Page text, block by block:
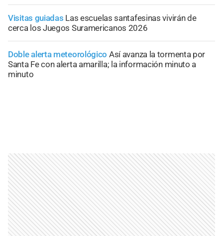
Visitas guiadas Las escuelas santafesinas vivirán de
cerca los Juegos Suramericanos 2026
Doble alerta meteorológico Así avanza la tormenta por
Santa Fe con alerta amarilla; la información minuto a
minuto